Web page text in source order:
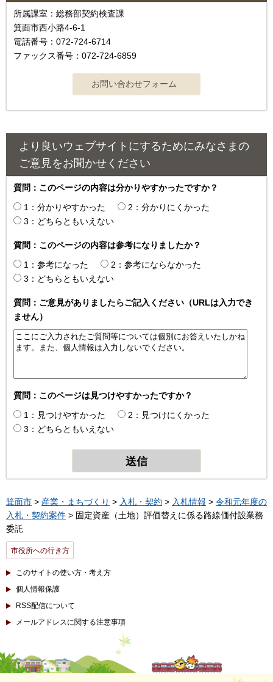
所属課室：総務部契約検査課
箕面市西小路4‐6‐1
電話番号：072-724-6714
ファックス番号：072-724-6859
より良いウェブサイトにするためにみなさまの
ご意見をお聞かせください
質問：このページの内容は分かりやすかったですか？
1：分かりやすかった
2：分かりにくかった
3：どちらともいえない
質問：このページの内容は参考になりましたか？
1：参考になった
2：参考にならなかった
3：どちらともいえない
質問：ご意見がありましたらご記入ください（URLは入力でき
ません）
質問：このページは見つけやすかったですか？
1：見つけやすかった
2：見つけにくかった
3：どちらともいえない
箕面市 > 産業・まちづくり > 入札・契約 > 入札情報 > 令和元年度の
入札・契約案件 > 固定資産（土地）評価替えに係る路線価付設業務
委託
市役所への行き方
このサイトの使い方・考え方
個人情報保護
RSS配信について
メールアドレスに関する注意事項